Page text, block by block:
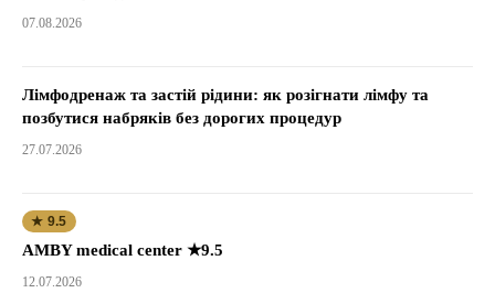
07.08.2026
Лімфодренаж та застій рідини: як розігнати лімфу та
позбутися набряків без дорогих процедур
27.07.2026
★ 9.5
AMBY medical center ★9.5
12.07.2026